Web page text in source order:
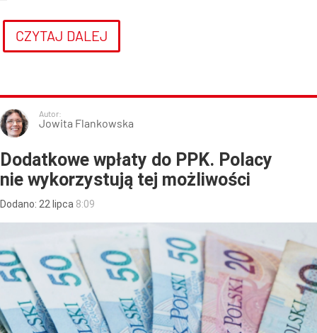
CZYTAJ DALEJ
Autor:
Jowita Flankowska
Dodatkowe wpłaty do PPK. Polacy
nie wykorzystują tej możliwości
Dodano: 22 lipca 8:09